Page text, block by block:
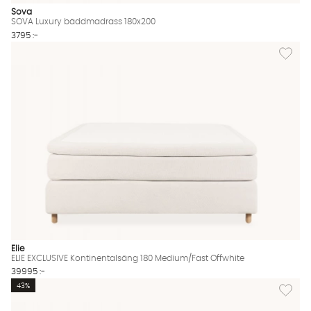
Sova
SOVA Luxury bäddmadrass 180x200
3795 :-
Lägg
Elie
ELIE EXCLUSIVE Kontinentalsäng 180 Medium/Fast Offwhite
39995 :-
Lägg
43%